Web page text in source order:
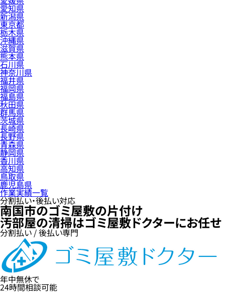
愛知県
新潟県
東京都
栃木県
沖縄県
滋賀県
熊本県
石川県
神奈川県
福井県
福岡県
福島県
秋田県
群馬県
茨城県
長崎県
長野県
青森県
静岡県
香川県
高知県
鳥取県
鹿児島県
作業実績一覧
分割払い・後払い対応
南国市のゴミ屋敷の片付け
汚部屋の清掃はゴミ屋敷ドクターにお任せ
分割払い / 後払い専門
年中無休で
24時間相談可能